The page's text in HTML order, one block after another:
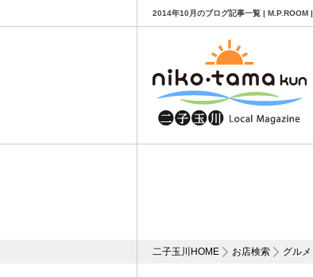
2014年10月のブログ記事一覧 | M.P.ROOM
二子玉川HOME お店検索 グルメ